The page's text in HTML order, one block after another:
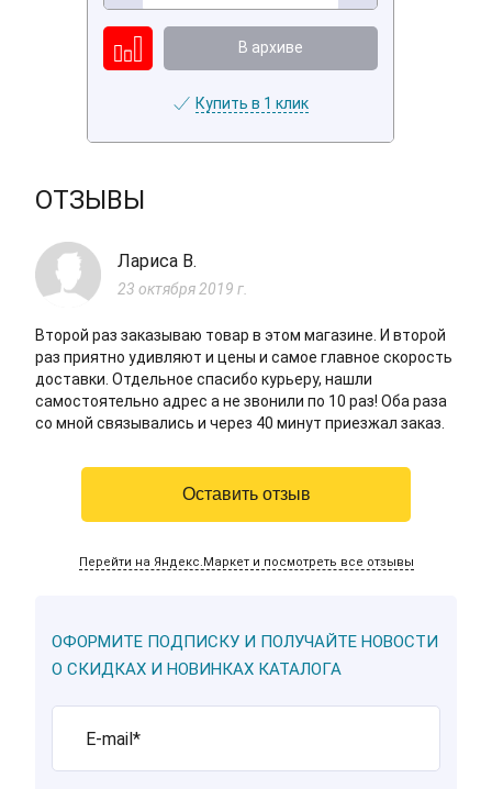
В архиве
Купить в 1 клик
ОТЗЫВЫ
Лариса В.
23 октября 2019 г.
Второй раз заказываю товар в этом магазине. И второй
раз приятно удивляют и цены и самое главное скорость
доставки. Отдельное спасибо курьеру, нашли
самостоятельно адрес а не звонили по 10 раз! Оба раза
со мной связывались и через 40 минут приезжал заказ.
Оставить отзыв
Перейти на Яндекс.Маркет и посмотреть все отзывы
ОФОРМИТЕ ПОДПИСКУ И ПОЛУЧАЙТЕ НОВОСТИ
О СКИДКАХ И НОВИНКАХ КАТАЛОГА